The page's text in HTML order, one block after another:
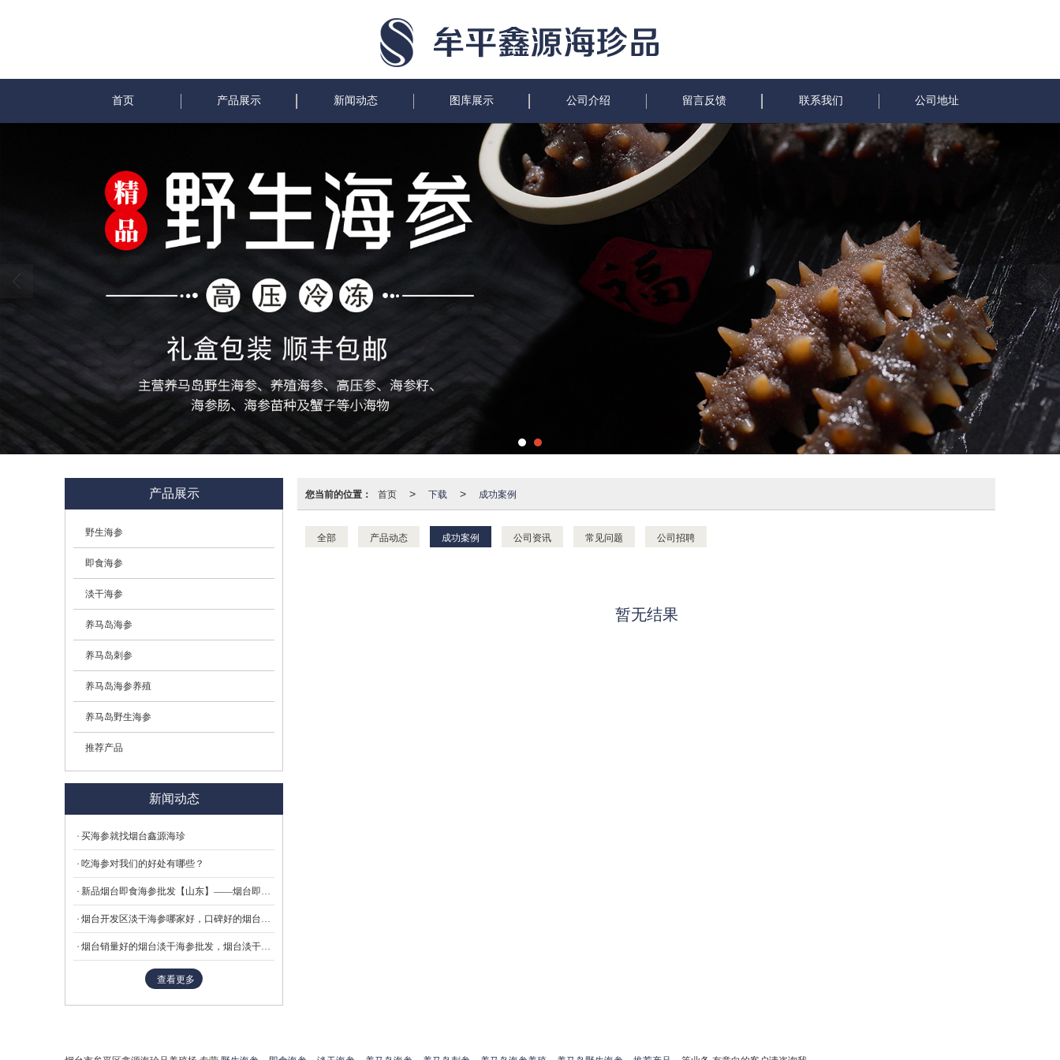
首页 产品展示 新闻动态 图库展示 公司介绍 留言反馈 联系我们 公司地址
您当前的位置： 首页 > 下载 > 成功案例
全部 产品动态 成功案例 公司资讯 常见问题 公司招聘
暂无结果
产品展示
野生海参
即食海参
淡干海参
养马岛海参
养马岛刺参
养马岛海参养殖
养马岛野生海参
推荐产品
新闻动态
买海参就找烟台鑫源海珍
吃海参对我们的好处有哪些？
新品烟台即食海参批发【山东】——烟台即食海参厂家
烟台开发区淡干海参哪家好，口碑好的烟台淡干海参供应商_鑫源海珍品
烟台销量好的烟台淡干海参批发，烟台淡干海参供货厂家
查看更多